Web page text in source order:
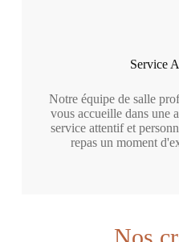
Service
Notre équipe de salle
vous accueille dans une
service attentif et
repas un moment
Nos